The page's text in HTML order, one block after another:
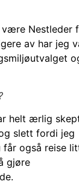
være Nestleder
av har jeg
helt ærlig
slett fordi jeg
også reise
gjøre